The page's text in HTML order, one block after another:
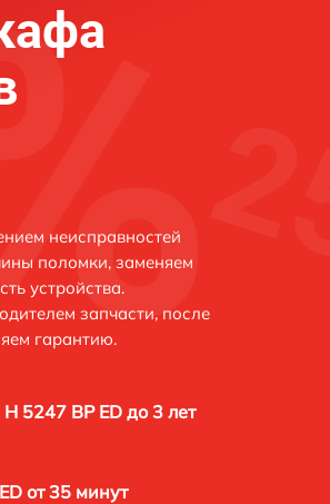
неисправностей
поломки, заменяем
устройства.
запчасти, после
гарантию.
5247 BP ED до 3 лет
от 35 минут